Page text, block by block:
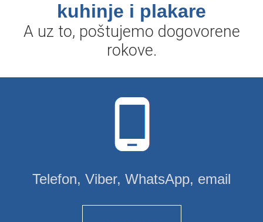
kuhinje i plakare
A uz to, poštujemo dogovorene
rokove.
Telefon, Viber, WhatsApp, email